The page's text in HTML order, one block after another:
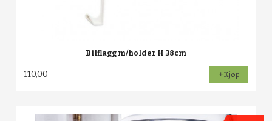
Bilflagg m/holder H 38cm
110,00 Kjøp